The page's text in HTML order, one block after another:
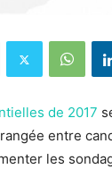
de 2017
entre
les